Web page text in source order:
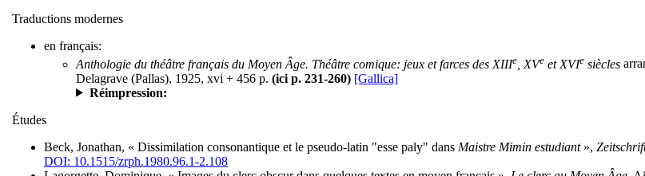
Traductions modernes
en français:
Anthologie du théâtre français du Moyen Âge. Théâtre comique: jeux et farces des XIIIe , XVe et XVIe siècles
Delagrave (Pallas), 1925, xvi + 456 p. (ici p. 231-260) [Gallica]
Réimpression:
Études
Beck, Jonathan, « Dissimilation consonantique et le pseudo-latin "esse paly" dans Maistre Mimin estudiant»,
DOI: 10.1515/zrph.1980.96.1-2.108